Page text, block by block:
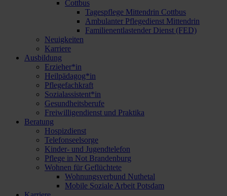
Cottbus
Tagespflege Mittendrin Cottbus
Ambulanter Pflegedienst Mittendrin
Familienentlastender Dienst (FED)
Neuigkeiten
Karriere
Ausbildung
Erzieher*in
Heilpädagog*in
Pflegefachkraft
Sozialassistent*in
Gesundheitsberufe
Freiwilligendienst und Praktika
Beratung
Hospizdienst
Telefonseelsorge
Kinder- und Jugendtelefon
Pflege in Not Brandenburg
Wohnen für Geflüchtete
Wohnungsverbund Nuthetal
Mobile Soziale Arbeit Potsdam